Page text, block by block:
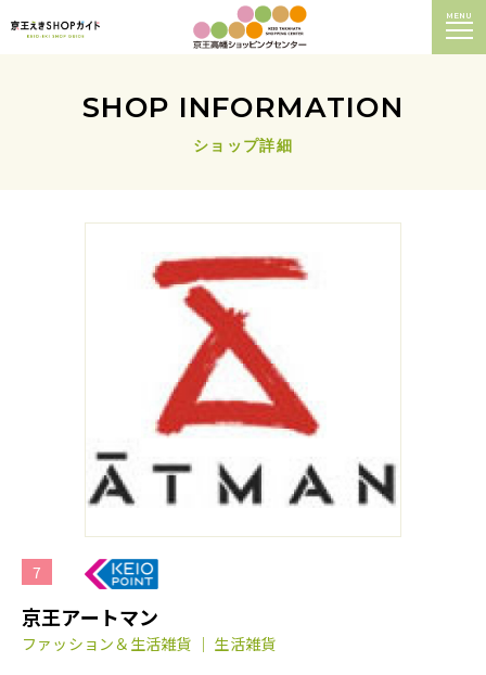
MENU
SHOP INFORMATION
ショップ詳細
7
京王アートマン
ファッション＆生活雑貨 ｜ 生活雑貨